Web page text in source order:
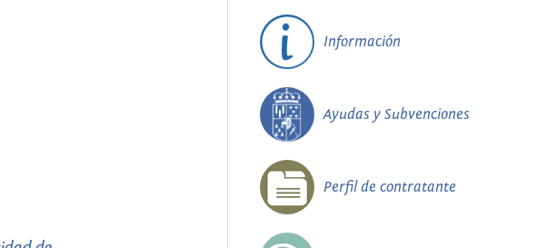
Información
Ayudas y Subvenciones
Perfil de contratante